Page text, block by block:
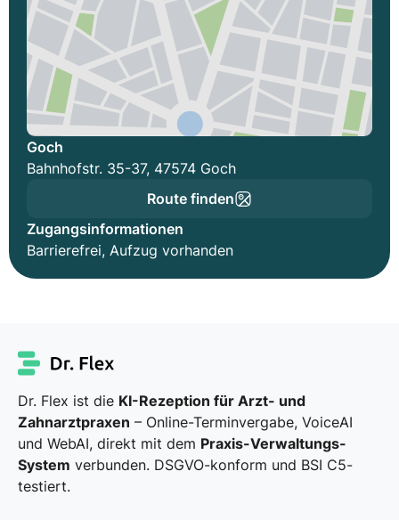
Goch
Bahnhofstr. 35-37, 47574 Goch
Route finden
Zugangsinformationen
Barrierefrei, Aufzug vorhanden
Dr. Flex ist die KI-Rezeption für Arzt- und
Zahnarztpraxen – Online-Terminvergabe, VoiceAI
und WebAI, direkt mit dem Praxis-Verwaltungs-
System verbunden. DSGVO-konform und BSI C5-
testiert.